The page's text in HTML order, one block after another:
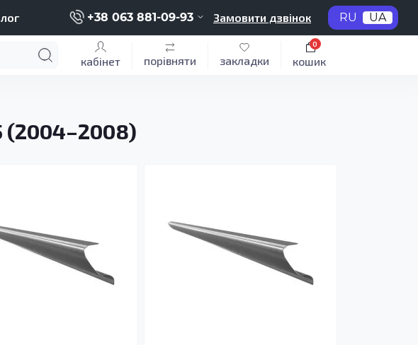
+38 063 881-09-93 Замовити дзвінок RU UA
кабінет порівняти закладки кошик
0
(2004–2008)